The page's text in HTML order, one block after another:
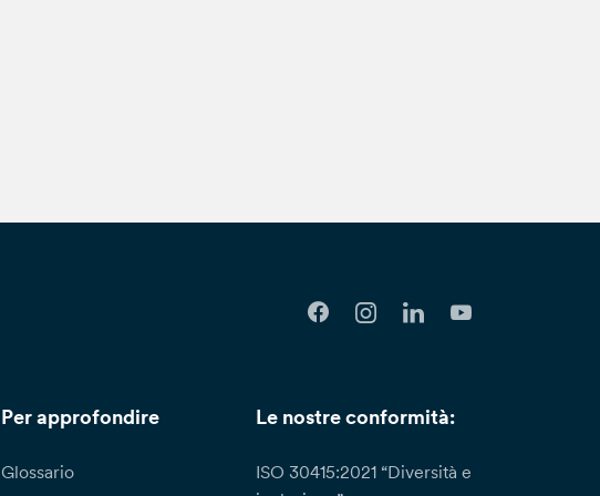
Per approfondire
Glossario
Le nostre conformità:
ISO 30415:2021 “Diversità e